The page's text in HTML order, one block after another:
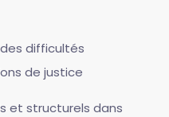
difficultés
de justice
et structurels dans